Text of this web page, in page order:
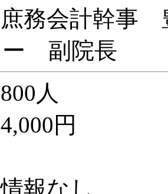
計幹事 豊
ー 副院長
人
円
し